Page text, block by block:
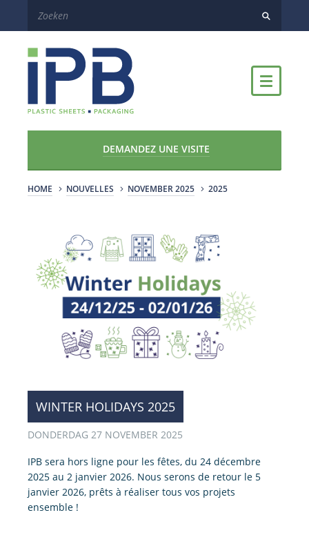
DEMANDEZ UNE VISITE
HOME NOUVELLES NOVEMBER 2025 2025
WINTER HOLIDAYS 2025
DONDERDAG 27 NOVEMBER 2025
IPB sera hors ligne pour les fêtes, du 24 décembre
2025 au 2 janvier 2026. Nous serons de retour le 5
janvier 2026, prêts à réaliser tous vos projets
ensemble !